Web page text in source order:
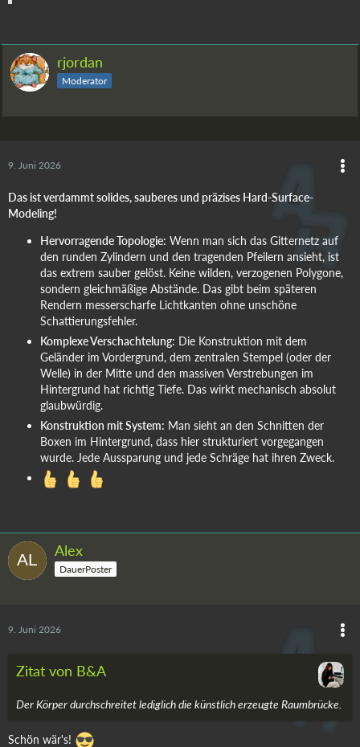
rjordan
Moderator
9. Juni 2026
Das ist verdammt solides, sauberes und präzises Hard-Surface-
Modeling!
Hervorragende Topologie: Wenn man sich das Gitternetz auf
den runden Zylindern und den tragenden Pfeilern ansieht, ist
das extrem sauber gelöst. Keine wilden, verzogenen Polygone,
sondern gleichmäßige Abstände. Das gibt beim späteren
Rendern messerscharfe Lichtkanten ohne unschöne
Schattierungsfehler.
Komplexe Verschachtelung: Die Konstruktion mit dem
Geländer im Vordergrund, dem zentralen Stempel (oder der
Welle) in der Mitte und den massiven Verstrebungen im
Hintergrund hat richtig Tiefe. Das wirkt mechanisch absolut
glaubwürdig.
Konstruktion mit System: Man sieht an den Schnitten der
Boxen im Hintergrund, dass hier strukturiert vorgegangen
wurde. Jede Aussparung und jede Schräge hat ihren Zweck.
Alex
DauerPoster
9. Juni 2026
Zitat von B&A
Der Körper durchschreitet lediglich die künstlich erzeugte Raumbrücke.
Schön wär's!